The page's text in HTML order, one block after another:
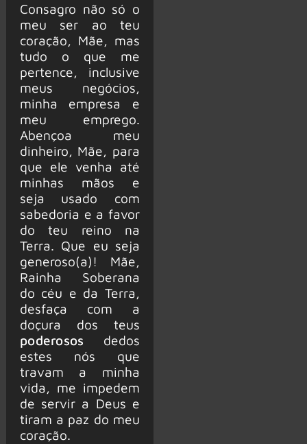
Consagro não só o
meu ser ao teu
coração, Mãe, mas
tudo o que me
pertence, inclusive
meus negócios,
minha empresa e
meu emprego.
Abençoa meu
dinheiro, Mãe, para
que ele venha até
minhas mãos e
seja usado com
sabedoria e a favor
do teu reino na
Terra. Que eu seja
generoso(a)! Mãe,
Rainha Soberana
do céu e da Terra,
desfaça com a
doçura dos teus
poderosos dedos
estes nós que
travam a minha
vida, me impedem
de servir a Deus e
tiram a paz do meu
coração.